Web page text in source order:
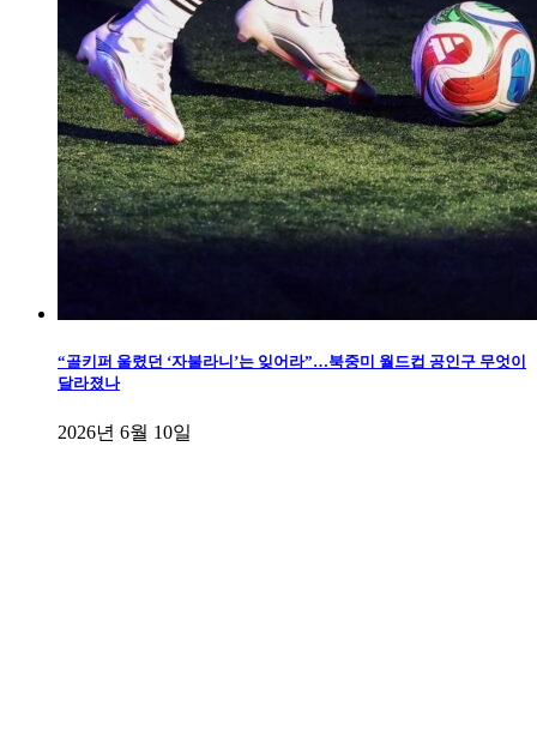
“골키퍼 울렸던 ‘자불라니’는 잊어라”…북중미 월드컵 공인구 무엇이
달라졌나
2026년 6월 10일